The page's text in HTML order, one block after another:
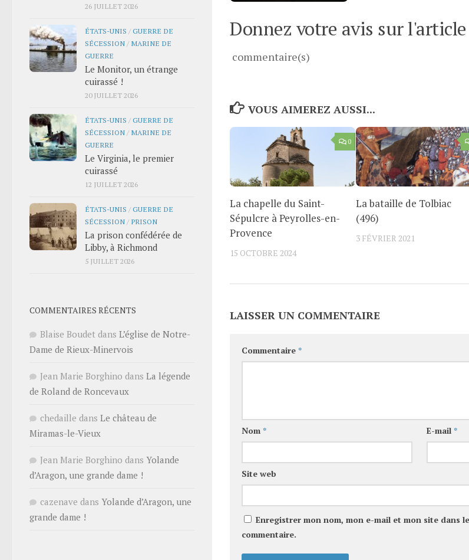
Donnez votre avis sur l'article
commentaire(s)
VOUS AIMEREZ AUSSI...
0
La chapelle du Saint-
Sépulcre à Peyrolles-en-
Provence
15 OCTOBRE 2024
La bataille de Tolbiac
(496)
3 FÉVRIER 2021
LAISSER UN COMMENTAIRE
Commentaire *
Nom * E-mail *
Site web
Enregistrer mon nom, mon e-mail et mon site dans
commentaire.
26 JUILLET 2026
ÉTATS-UNIS /GUERRE DE
SÉCESSION / MARINE DE
GUERRE
Le Monitor, un étrange
cuirassé !
20 JUILLET 2026
ÉTATS-UNIS /GUERRE DE
SÉCESSION / MARINE DE
GUERRE
Le Virginia, le premier
cuirassé
12 JUILLET 2026
ÉTATS-UNIS /GUERRE DE
SÉCESSION / PRISON
La prison confédérée de
Libby, à Richmond
5 JUILLET 2026
COMMENTAIRES RÉCENTS
Blaise Boudet dans L’église de Notre-
Dame de Rieux-Minervois
Jean Marie Borghino dans La légende
de Roland de Roncevaux
chedaille dans Le château de
Miramas-le-Vieux
Jean Marie Borghino dans Yolande
d’Aragon, une grande dame !
cazenave dans Yolande d’Aragon, une
grande dame !